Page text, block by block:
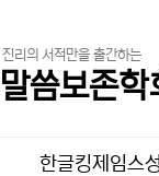
진리의 서적만을 출간하는
말씀보존학
한글킹제임스